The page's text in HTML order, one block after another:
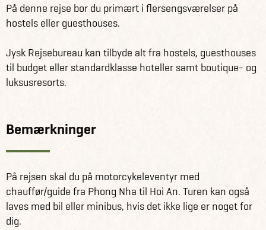
På denne rejse bor du primært i flersengsværelser på
hostels eller guesthouses.
Jysk Rejsebureau kan tilbyde alt fra hostels, guesthouses
til budget eller standardklasse hoteller samt boutique- og
luksusresorts.
Bemærkninger
På rejsen skal du på motorcykeleventyr med
chauffør/guide fra Phong Nha til Hoi An. Turen kan også
laves med bil eller minibus, hvis det ikke lige er noget for
dig.